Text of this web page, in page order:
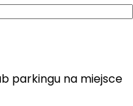
parkingu na miejsce